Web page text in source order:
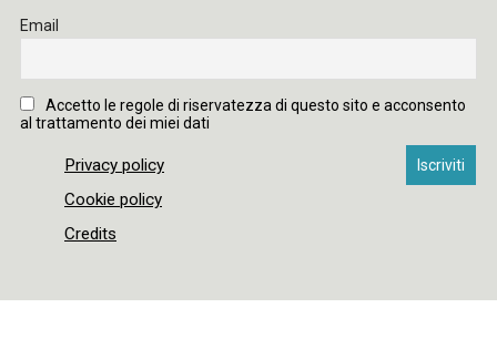
Email
Accetto le regole di riservatezza di questo sito e acconsento
al trattamento dei miei dati
Privacy policy
Cookie policy
Credits